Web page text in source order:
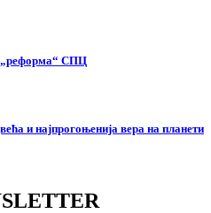
„реформа“ СПЦ
и најпрогоњенија вера на планети